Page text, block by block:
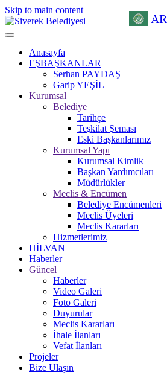
Skip to main content
Anasayfa
EŞBAŞKANLAR
Serhan PAYDAŞ
Garip YEŞİL
Kurumsal
Belediye
Tarihçe
Teşkilat Şeması
Eski Başkanlarımız
Kurumsal Yapı
Kurumsal Kimlik
Başkan Yardımcıları
Müdürlükler
Meclis & Encümen
Belediye Encümenleri
Meclis Üyeleri
Meclis Kararları
Hizmetlerimiz
HİLVAN
Haberler
Güncel
Haberler
Video Galeri
Foto Galeri
Duyurular
Meclis Kararları
İhale İlanları
Vefat İlanları
Projeler
Bize Ulaşın
AR